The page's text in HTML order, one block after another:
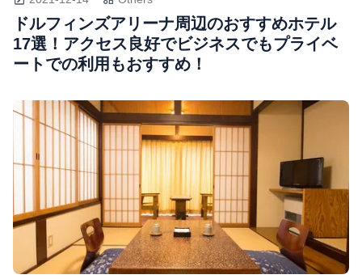
ドルフィンズアリーナ周辺のおすすめホテル
17選！アクセス良好でビジネスでもプライベ
ートでの利用もおすすめ！